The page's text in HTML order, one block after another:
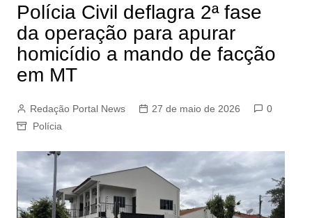
Polícia Civil deflagra 2ª fase
da operação para apurar
homicídio a mando de facção
em MT
Redação Portal News 27 de maio de 2026
0
Polícia